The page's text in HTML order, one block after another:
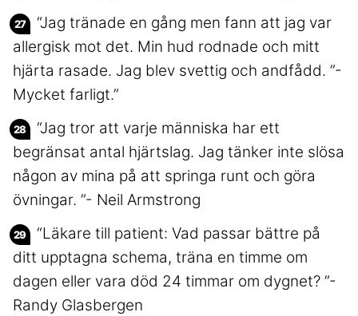
“Jag tränade en gång men fann att jag var
allergisk mot det. Min hud rodnade och mitt
hjärta rasade. Jag blev svettig och andfådd. ”-
Mycket farligt.”
“Jag tror att varje människa har ett
begränsat antal hjärtslag. Jag tänker inte slösa
någon av mina på att springa runt och göra
övningar. ”- Neil Armstrong
“Läkare till patient: Vad passar bättre på
ditt upptagna schema, träna en timme om
dagen eller vara död 24 timmar om dygnet? ”-
Randy Glasbergen